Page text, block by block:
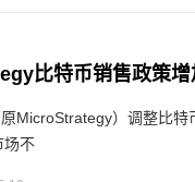
比特币销售政策增
MicroStrategy）调整比
场不